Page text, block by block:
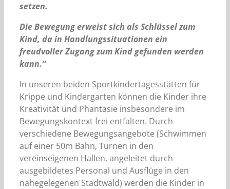
setzen.
Die Bewegung erweist sich als Schlüssel zum
Kind, da in Handlungssituationen ein
freudvoller Zugang zum Kind gefunden werden
kann.“
In unseren beiden Sportkindertagesstätten für
Krippe und Kindergarten können die Kinder ihre
Kreativität und Phantasie insbesondere im
Bewegungskontext frei entfalten. Durch
verschiedene Bewegungsangebote (Schwimmen
auf einer 50m Bahn, Turnen in den
vereinseigenen Hallen, angeleitet durch
ausgebildetes Personal und Ausflüge in den
nahegelegenen Stadtwald) werden die Kinder in